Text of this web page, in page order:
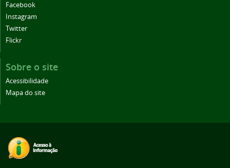
Facebook
Instagram
Twitter
Flickr
Sobre o site
Acessibilidade
Mapa do site